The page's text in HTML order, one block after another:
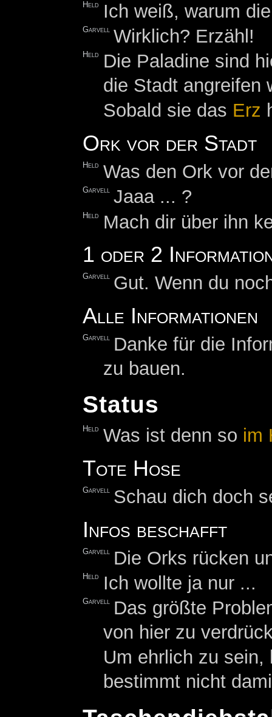
Held Ich weiß, warum
Garvell Wirklich? Erzähl!
Held
Die Paladine sind
die Stadt angreifen
Sobald sie das Erz
Ork vor der Stadt
Held Was den Ork vor
Garvell Jaaa ... ?
Held Mach dir über ihn
1 oder 2
Garvell Gut. Wenn du
Alle Informationen
Garvell Danke für die
zu bauen.
Status
Held Was ist denn so im
Tote Hose
Garvell Schau dich doch
Infos beschafft
Garvell Die Orks rücken
Held Ich wollte ja nur ...
Garvell Das größte
von hier zu
Um ehrlich zu
bestimmt nicht